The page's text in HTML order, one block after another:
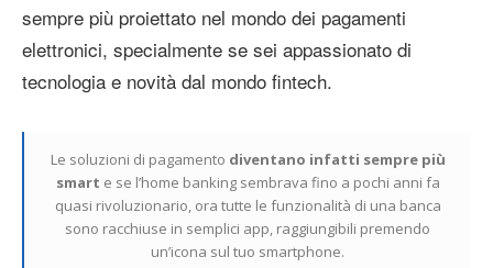
sempre più proiettato nel mondo dei pagamenti
elettronici, specialmente se sei appassionato di
tecnologia e novità dal mondo fintech.
Le soluzioni di pagamento diventano infatti sempre più
smart e se l’home banking sembrava fino a pochi anni fa
quasi rivoluzionario, ora tutte le funzionalità di una banca
sono racchiuse in semplici app, raggiungibili premendo
un’icona sul tuo smartphone.